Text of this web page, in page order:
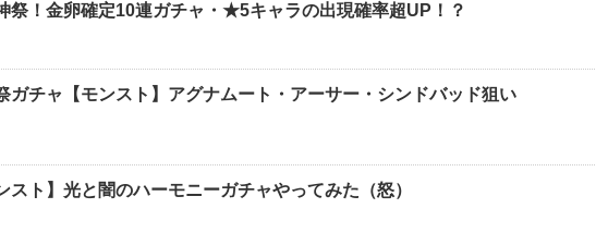
祭！金卵確定10連ガチャ・★5キャラの出現確率超UP！？
ガチャ【モンスト】アグナムート・アーサー・シンドバッド狙い
スト】光と闇のハーモニーガチャやってみた（怒）